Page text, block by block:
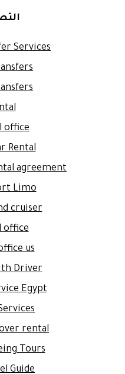
Services
office
Rental
agreement
Limo
cruiser
office
us
Driver
Egypt
rental
Tours
Guide